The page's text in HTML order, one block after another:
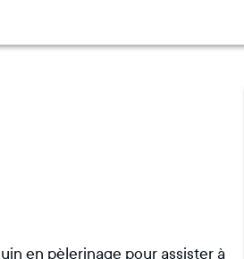
en pèlerinage pour assister à